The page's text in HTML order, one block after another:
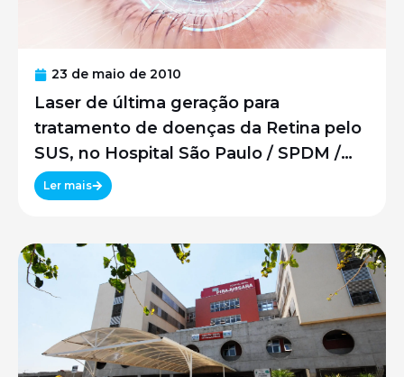
23 de maio de 2010
Laser de última geração para
tratamento de doenças da Retina pelo
SUS, no Hospital São Paulo / SPDM /
UNIFESP
Ler mais